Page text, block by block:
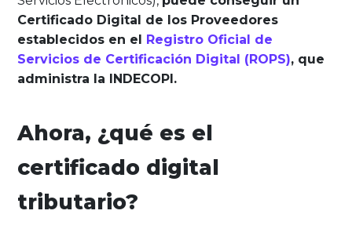
Certificado Digital de los Proveedores
establecidos en el
Registro Oficial de
Servicios de Certificación Digital (ROPS), que
administra la INDECOPI.
Ahora, ¿qué es el
certificado digital
tributario?